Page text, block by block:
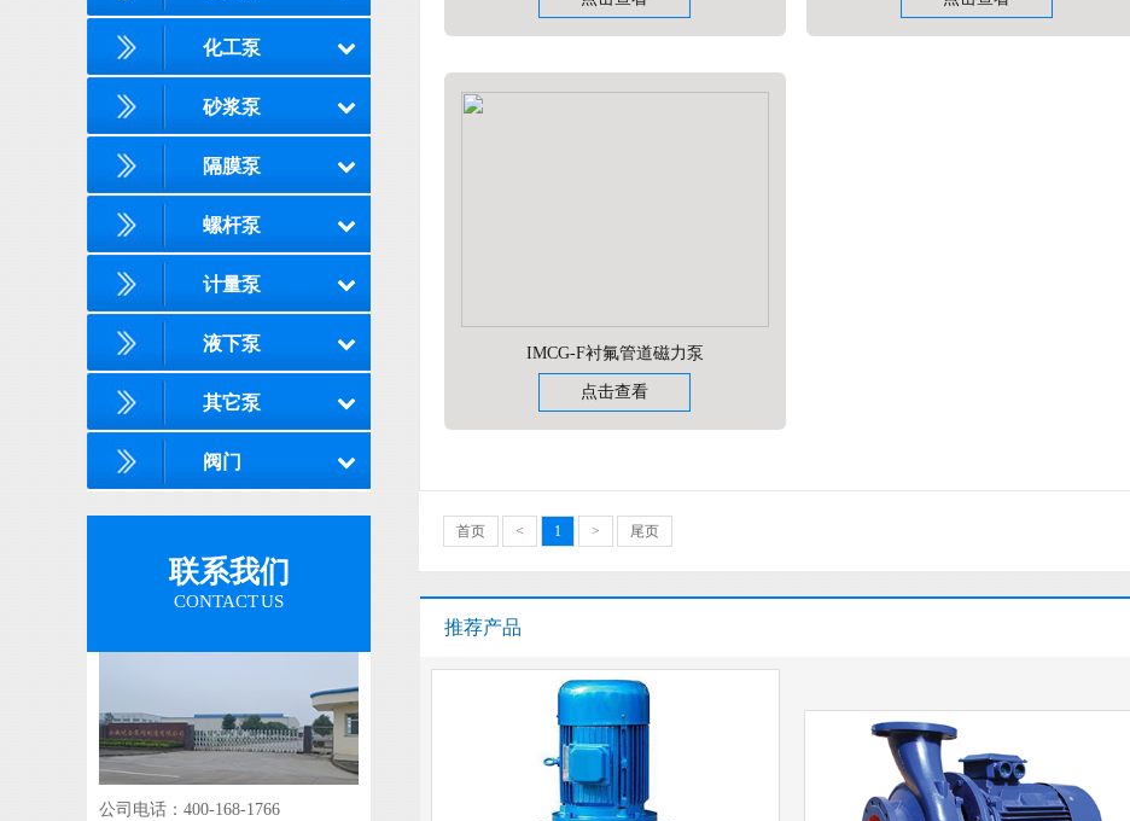
化工泵
砂浆泵
隔膜泵
螺杆泵
计量泵
液下泵
其它泵
阀门
联系我们
CONTACT US
公司电话：400-168-1766
IMCG-F衬氟管道磁力泵
点击查看
首页 < 1 > 尾页
推荐产品